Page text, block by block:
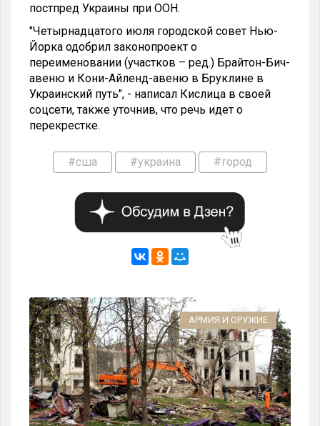
постпред Украины при ООН.
"Четырнадцатого июля городской совет Нью-
Йорка одобрил законопроект о
переименовании (участков – ред.) Брайтон-Бич-
авеню и Кони-Айленд-авеню в Бруклине в
Украинский путь", - написал Кислица в своей
соцсети, также уточнив, что речь идет о
перекрестке.
#сша #украина #город
АРМИЯ И ОРУЖИЕ